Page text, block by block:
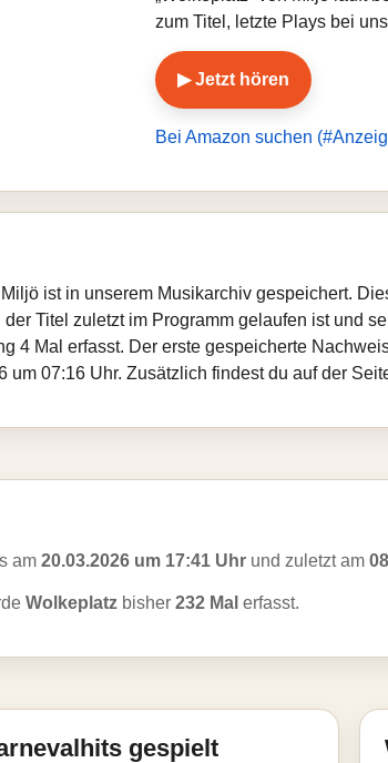
zum Titel, letzte Plays bei
▶ Jetzt hören
Bei Amazon suchen
Miljö ist in unserem Musikarchiv gespeichert.
Titel zuletzt im Programm gelaufen ist und
4 Mal erfasst. Der erste gespeicherte
um 07:16 Uhr. Zusätzlich findest du auf der
am 20.03.2026 um 17:41 Uhr und zuletzt am
Wolkeplatz bisher 232 Mal erfasst.
gespielt